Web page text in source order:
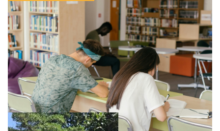
Supérieur privé : une dérive qui met à mal la
promesse républicaine
11 juillet 2026-
Le projet de loi sur la régulation de l’enseignement
supérieur privé met en lumière l’amplification d’un système
qui relègue l’acte pédagogique au superfétatoire, voire à…
Lire la suite →